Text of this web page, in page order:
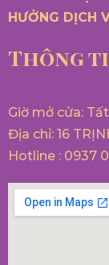
HƯỞNG DỊCH
Thông
Giờ mở cửa:
Địa chỉ: 16
Hotline : 0937